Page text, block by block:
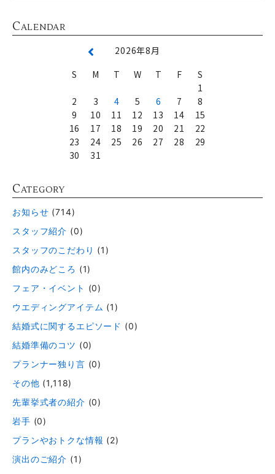
CALENDAR
2026年8月
S
M T W T F
S
1
2
3 4 5 6 7
8
9
10 11 12 13 14
15
16
17 18 19 20 21
22
23
24 25 26 27 28
29
30
31
CATEGORY
お知らせ (714)
スタッフ紹介 (0)
スタッフのこだわり (1)
館内のみどころ (1)
フェア・イベント (0)
ウエディングアイテム (1)
結婚式に関するエピソード (0)
結婚準備のコツ (0)
プランナー独り言 (0)
その他 (1,118)
先輩挙式者の紹介 (0)
岩手 (0)
プランやおトクな情報 (2)
演出のご紹介 (1)